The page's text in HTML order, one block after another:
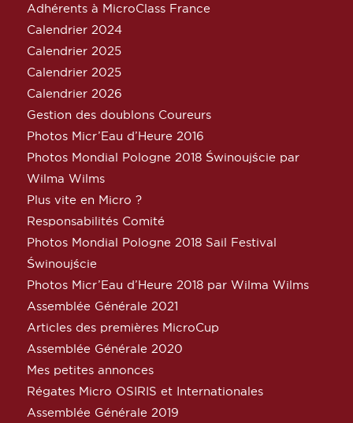
Adhérents à MicroClass France
Calendrier 2024
Calendrier 2025
Calendrier 2025
Calendrier 2026
Gestion des doublons Coureurs
Photos Micr’Eau d’Heure 2016
Photos Mondial Pologne 2018 Świnoujście par
Wilma Wilms
Plus vite en Micro ?
Responsabilités Comité
Photos Mondial Pologne 2018 Sail Festival
Świnoujście
Photos Micr’Eau d’Heure 2018 par Wilma Wilms
Assemblée Générale 2021
Articles des premières MicroCup
Assemblée Générale 2020
Mes petites annonces
Régates Micro OSIRIS et Internationales
Assemblée Générale 2019